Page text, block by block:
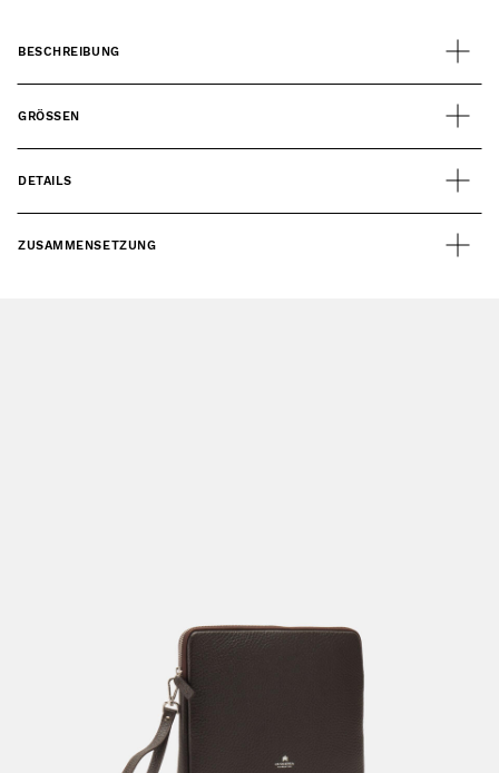
BESCHREIBUNG
GRÖSSEN
DETAILS
ZUSAMMENSETZUNG